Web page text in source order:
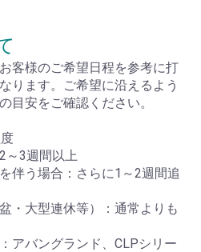
客様のご希望日程を参考に打
ります。ご希望に沿えるよう
目安をご確認ください。
～3週間以上
伴う場合：さらに1～2週間追
・大型連休等）：通常よりも
アバングランド、CLPシリー